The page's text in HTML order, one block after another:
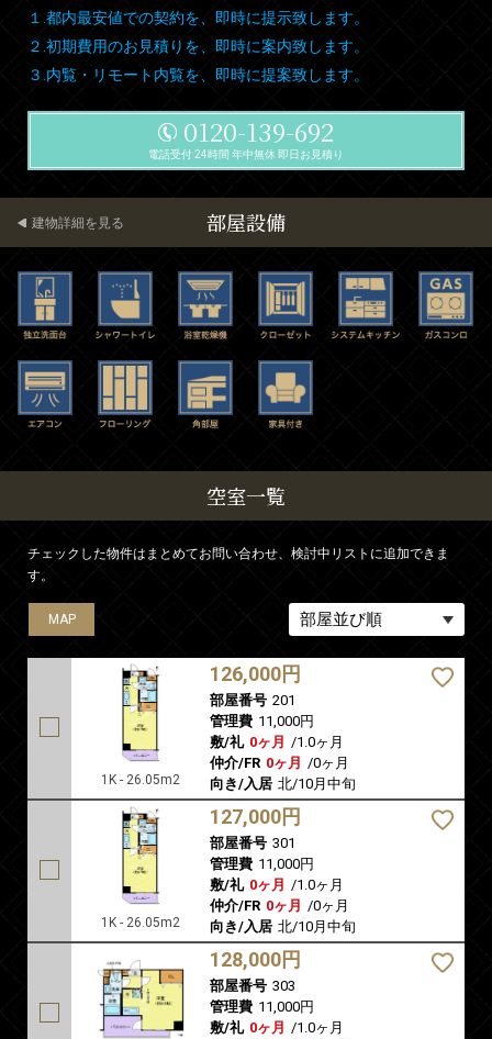
１.都内最安値での契約を、即時に提示致します。
２.初期費用のお見積りを、即時に案内致します。
３.内覧・リモート内覧を、即時に提案致します。
0120-139-692
電話受付 24時間 年中無休 即日お見積り
部屋設備
建物詳細を見る
空室一覧
チェックした物件はまとめてお問い合わせ、検討中リストに追加できま
す。
MAP
1K - 26.05m2
126,000円
部屋番号 201
管理費 11,000円
敷/礼 0ヶ月 /1.0ヶ月
仲介/FR 0ヶ月 /0ヶ月
向き/入居 北/10月中旬
MAP
1K - 26.05m2
127,000円
部屋番号 301
管理費 11,000円
敷/礼 0ヶ月 /1.0ヶ月
仲介/FR 0ヶ月 /0ヶ月
向き/入居 北/10月中旬
MAP
128,000円
部屋番号 303
管理費 11,000円
敷/礼 0ヶ月 /1.0ヶ月
MAP
MAP
MAP
MAP
MAP
MAP
MAP